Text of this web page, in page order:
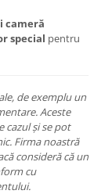
cameră
special pentru
de exemplu un
Aceste
cazul și se pot
Firma noastră
consideră că un
cu